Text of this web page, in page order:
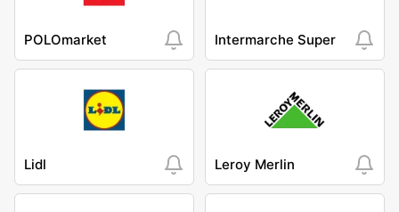
POLOmarket Intermarche Super
Lidl Leroy Merlin